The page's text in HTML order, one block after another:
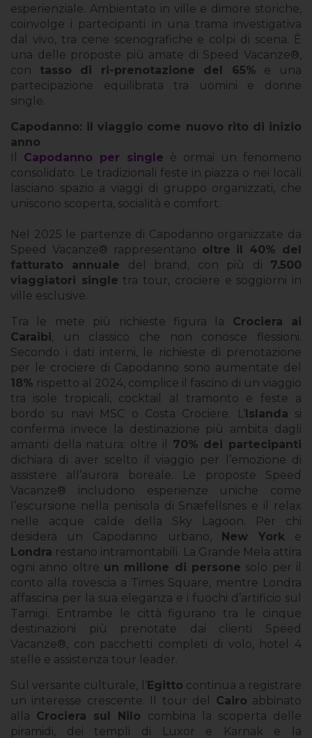
esperienziale. Ambientato in ville e dimore storiche,
coinvolge i partecipanti in una trama investigativa
dal vivo, tra cene scenografiche e colpi di scena. È
una delle proposte più amate di Speed Vacanze®,
con tasso di ri-prenotazione del 65% e una
partecipazione equilibrata tra uomini e donne
single.
Capodanno: il viaggio come nuovo rito di inizio
anno
Il Capodanno per single è ormai un fenomeno
consolidato. Le tradizionali feste in piazza o nei locali
lasciano spazio a viaggi di gruppo organizzati, che
uniscono scoperta, socialità e comfort.
Nel 2025 le partenze di Capodanno organizzate da
Speed Vacanze® rappresentano oltre il 40% del
fatturato annuale del brand, con più di 7.500
viaggiatori single tra tour, crociere e soggiorni in
ville esclusive.
Tra le mete più richieste figura la Crociera ai
Caraibi, un classico che non conosce flessioni.
Secondo i dati interni, le richieste di prenotazione
per le crociere di Capodanno sono aumentate del
18% rispetto al 2024, complice il fascino di un viaggio
tra isole tropicali, cocktail al tramonto e feste a
bordo su navi MSC o Costa Crociere. L’Islanda si
conferma invece la destinazione più ambita dagli
amanti della natura: oltre il 70% dei partecipanti
dichiara di aver scelto il viaggio per l’emozione di
assistere all’aurora boreale. Le proposte Speed
Vacanze® includono esperienze uniche come
l’escursione nella penisola di Snæfellsnes e il relax
nelle acque calde della Sky Lagoon. Per chi
desidera un Capodanno urbano, New Yorke
Londra restano intramontabili. La Grande Mela attira
ogni anno oltre un milione di persone solo per il
conto alla rovescia a Times Square, mentre Londra
affascina per la sua eleganza e i fuochi d’artificio sul
Tamigi. Entrambe le città figurano tra le cinque
destinazioni più prenotate dai clienti Speed
Vacanze®, con pacchetti completi di volo, hotel 4
stelle e assistenza tour leader.
Sul versante culturale, l’Egitto continua a registrare
un interesse crescente. Il tour del Cairo abbinato
alla Crociera sul Nilo combina la scoperta delle
piramidi, dei templi di Luxor e Karnak e la